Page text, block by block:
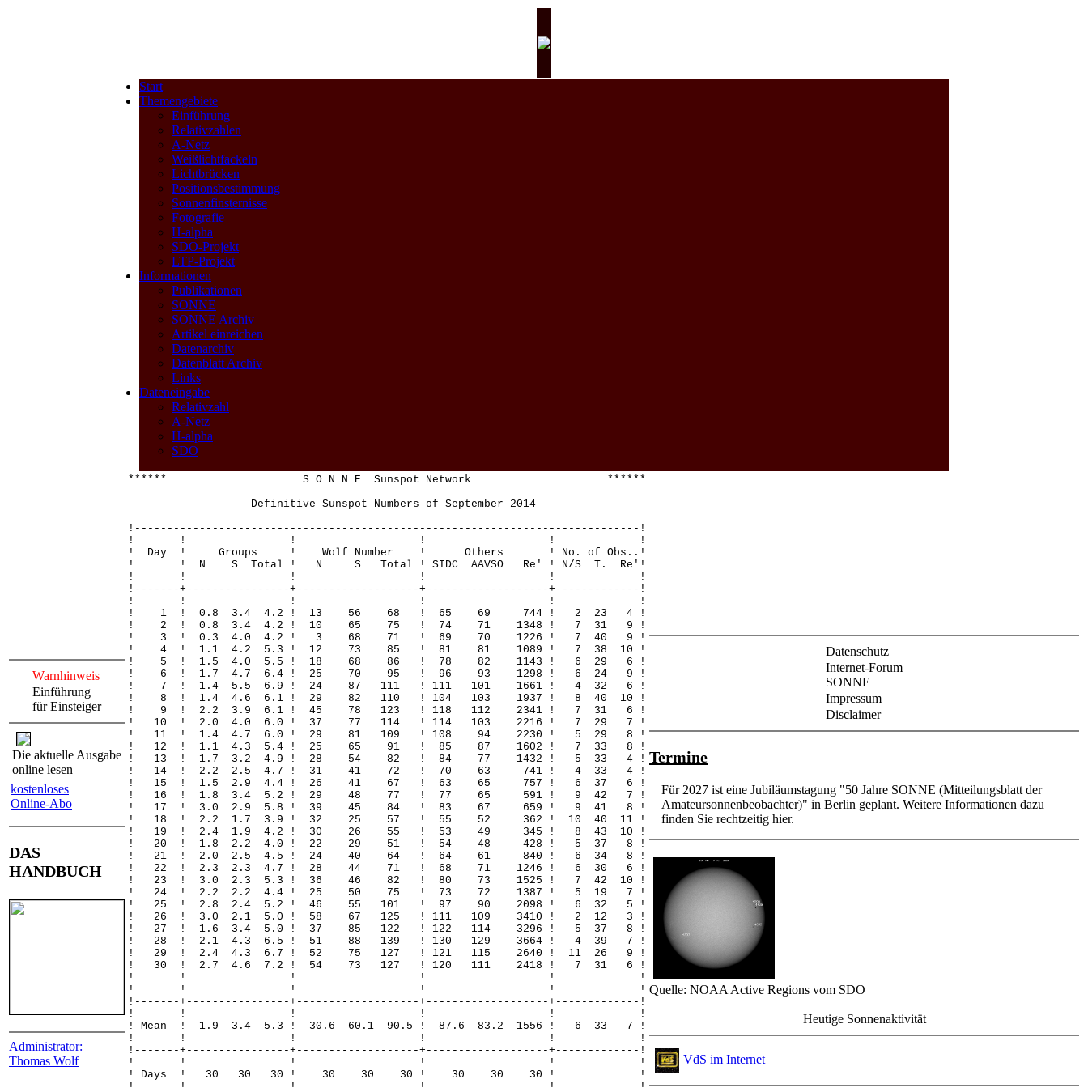
Start
Themengebiete
Einführung
Relativzahlen
A-Netz
Weißlichtfackeln
Lichtbrücken
Positionsbestimmung
Sonnenfinsternisse
Fotografie
H-alpha
SDO-Projekt
LTP-Projekt
Informationen
Publikationen
SONNE
SONNE Archiv
Artikel einreichen
Datenarchiv
Datenblatt Archiv
Links
Dateneingabe
Relativzahl
A-Netz
H-alpha
SDO
Warnhinweis
Einführung
für Einsteiger
Die aktuelle Ausgabe
online lesen
kostenloses
Online-Abo
DAS
HANDBUCH
Administrator:
Thomas Wolf
****** S O N N E Sunspot Network ******
Definitive Sunspot Numbers of September 2014
!------------------------------------------------------------------------------!
! ! ! ! ! !
! Day ! Groups ! Wolf Number ! Others ! No. of Obs..!
! ! N S Total ! N S Total ! SIDC AAVSO Re' ! N/S T. Re'!
! ! ! ! ! !
!-------+----------------+-------------------+-------------------+-------------!
! ! ! ! ! !
! 1 ! 0.8 3.4 4.2 ! 13 56 68 ! 65 69 744 ! 2 23 4 !
! 2 ! 0.8 3.4 4.2 ! 10 65 75 ! 74 71 1348 ! 7 31 9 !
! 3 ! 0.3 4.0 4.2 ! 3 68 71 ! 69 70 1226 ! 7 40 9 !
! 4 ! 1.1 4.2 5.3 ! 12 73 85 ! 81 81 1089 ! 7 38 10 !
! 5 ! 1.5 4.0 5.5 ! 18 68 86 ! 78 82 1143 ! 6 29 6 !
! 6 ! 1.7 4.7 6.4 ! 25 70 95 ! 96 93 1298 ! 6 24 9 !
! 7 ! 1.4 5.5 6.9 ! 24 87 111 ! 111 101 1661 ! 4 32 6 !
! 8 ! 1.4 4.6 6.1 ! 29 82 110 ! 104 103 1937 ! 8 40 10 !
! 9 ! 2.2 3.9 6.1 ! 45 78 123 ! 118 112 2341 ! 7 31 6 !
! 10 ! 2.0 4.0 6.0 ! 37 77 114 ! 114 103 2216 ! 7 29 7 !
! 11 ! 1.4 4.7 6.0 ! 29 81 109 ! 108 94 2230 ! 5 29 8 !
! 12 ! 1.1 4.3 5.4 ! 25 65 91 ! 85 87 1602 ! 7 33 8 !
! 13 ! 1.7 3.2 4.9 ! 28 54 82 ! 84 77 1432 ! 5 33 4 !
! 14 ! 2.2 2.5 4.7 ! 31 41 72 ! 70 63 741 ! 4 33 4 !
! 15 ! 1.5 2.9 4.4 ! 26 41 67 ! 63 65 757 ! 6 37 6 !
! 16 ! 1.8 3.4 5.2 ! 29 48 77 ! 77 65 591 ! 9 42 7 !
! 17 ! 3.0 2.9 5.8 ! 39 45 84 ! 83 67 659 ! 9 41 8 !
! 18 ! 2.2 1.7 3.9 ! 32 25 57 ! 55 52 362 ! 10 40 11 !
! 19 ! 2.4 1.9 4.2 ! 30 26 55 ! 53 49 345 ! 8 43 10 !
! 20 ! 1.8 2.2 4.0 ! 22 29 51 ! 54 48 428 ! 5 37 8 !
! 21 ! 2.0 2.5 4.5 ! 24 40 64 ! 64 61 840 ! 6 34 8 !
! 22 ! 2.3 2.3 4.7 ! 28 44 71 ! 68 71 1246 ! 6 30 6 !
! 23 ! 3.0 2.3 5.3 ! 36 46 82 ! 80 73 1525 ! 7 42 10 !
! 24 ! 2.2 2.2 4.4 ! 25 50 75 ! 73 72 1387 ! 5 19 7 !
! 25 ! 2.8 2.4 5.2 ! 46 55 101 ! 97 90 2098 ! 6 32 5 !
! 26 ! 3.0 2.1 5.0 ! 58 67 125 ! 111 109 3410 ! 2 12 3 !
! 27 ! 1.6 3.4 5.0 ! 37 85 122 ! 122 114 3296 ! 5 37 8 !
! 28 ! 2.1 4.3 6.5 ! 51 88 139 ! 130 129 3664 ! 4 39 7 !
! 29 ! 2.4 4.3 6.7 ! 52 75 127 ! 121 115 2640 ! 11 26 9 !
! 30 ! 2.7 4.6 7.2 ! 54 73 127 ! 120 111 2418 ! 7 31 6 !
! ! ! ! ! !
! ! ! ! ! !
!-------+----------------+-------------------+-------------------+-------------!
! ! ! ! ! !
! Mean ! 1.9 3.4 5.3 ! 30.6 60.1 90.5 ! 87.6 83.2 1556 ! 6 33 7 !
! ! ! ! ! !
!-------+----------------+-------------------+-------------------+-------------!
! ! ! ! ! !
! Days ! 30 30 30 ! 30 30 30 ! 30 30 30 ! !
Datenschutz
Internet-Forum
SONNE
Impressum
Disclaimer
Termine
Für 2027 ist eine Jubiläumstagung "50 Jahre SONNE (Mitteilungsblatt der
Amateursonnenbeobachter)" in Berlin geplant. Weitere Informationen dazu
finden Sie rechtzeitig hier.
Quelle: NOAA Active Regions vom SDO
Heutige Sonnenaktivität
VdS im Internet